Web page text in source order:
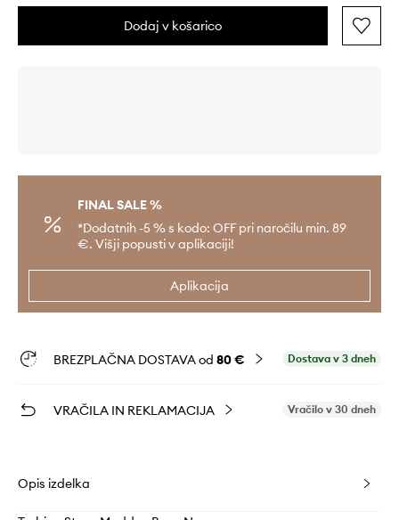
Dodaj v košarico
FINAL SALE %
*Dodatnih -5 % s kodo: OFF pri naročilu min. 89
€. Višji popusti v aplikaciji!
Aplikacija
BREZPLAČNA DOSTAVA od 80 € Dostava v 3 dneh
VRAČILA IN REKLAMACIJA Vračilo v 30 dneh
Opis izdelka